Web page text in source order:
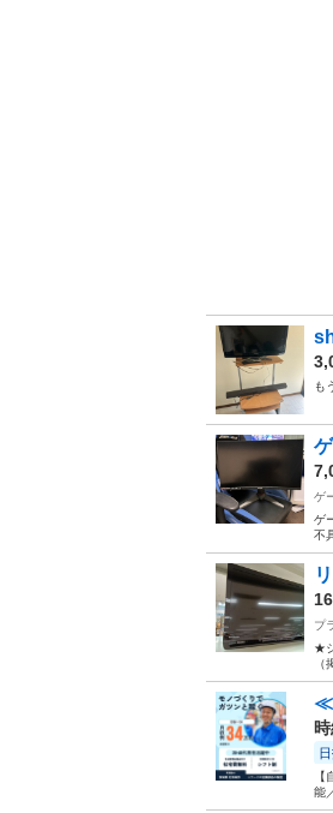
も
ゲ
ゲ
不
プ
★
≪
能